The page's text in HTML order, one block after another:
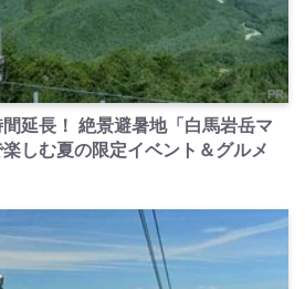
PR
延長！ 絶景避暑地「白馬岩岳マ
しむ夏の限定イベント＆グルメ